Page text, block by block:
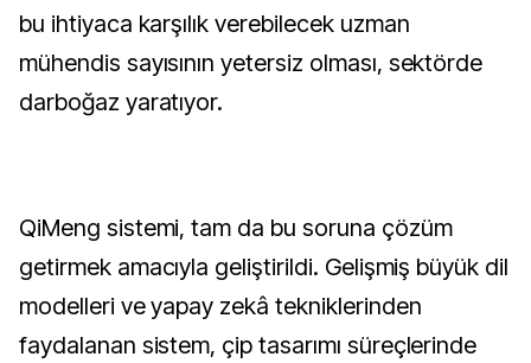
bu ihtiyaca karşılık verebilecek uzman
mühendis sayısının yetersiz olması, sektörde
darboğaz yaratıyor.
QiMeng sistemi, tam da bu soruna çözüm
getirmek amacıyla geliştirildi. Gelişmiş büyük dil
modelleri ve yapay zekâ tekniklerinden
faydalanan sistem, çip tasarımı süreçlerinde